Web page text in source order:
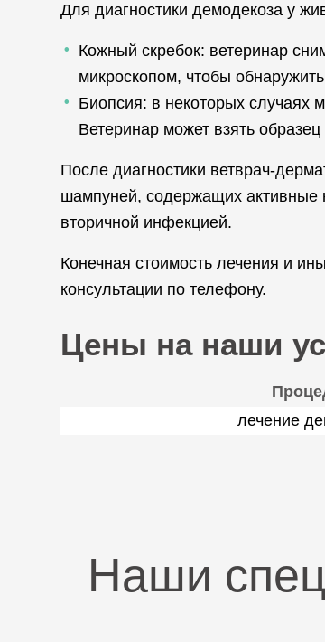
Для диагностики демодекоза у
Кожный скребок: ветеринар
микроскопом, чтобы
Биопсия: в некоторых случаях
Ветеринар может взять
После диагностики ветврач-
шампуней, содержащих активные
вторичной инфекцией.
Конечная стоимость лечения и
консультации по телефону.
Цены на наши
лечение
Наши